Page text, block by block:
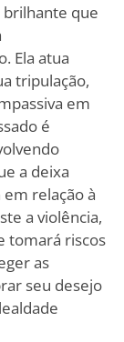
que
Ela atua
tripulação,
em
é
a deixa
relação à
a violência,
tomará riscos
as
seu desejo